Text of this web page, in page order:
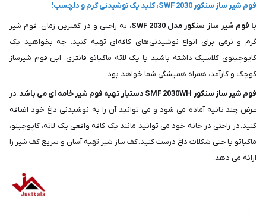
فوم شیر ساز سنکور SWF 2030، کلید یک نوشیدنی گرم و دلچسب!
با فوم شیر ساز سنکور مدل SWF 2030
، به راحتی و در کمترین زمان، فوم شیر
گرم و نرمی برای انواع نوشیدنی‌های کافه‌ای تهیه کنید. چه بخواهید یک
کاپوچینوی کلاسیک داشته باشید یا یک لاته ماکیاتو فانتزی، این فوم شیرساز
کوچک و کارآمد، همراه همیشگی شما خواهد بود.
فوم شیر ساز سنکور SMF 2030WH دستیار تهیه فوم شیر خامه ای می باشد
. در
عرض چند ثانیه آماده می شود و می توانید آن را به نوشیدنی داغ خود اضافه
کنید. در راحتی در خانه خود می توانید مانند یک کافه واقعی یک لاته، کاپوچینو،
ماکیاتو یا حتی شکلات داغ درست کنید. کف ساز شیر تهیه آسان و سریع کف شیر را
ارائه می دهد.